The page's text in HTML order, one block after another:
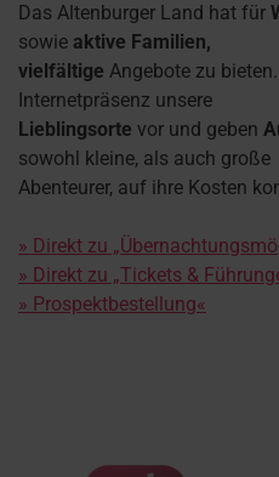
Das Altenburger Land hat für
sowie aktive Familien,
vielfältige Angebote zu
Internetpräsenz unsere
Lieblingsorte vor und geben
sowohl kleine, als auch große
Abenteurer, auf ihre Kosten
» Direkt zu
» Direkt zu „Tickets &
» Prospektbestellung«